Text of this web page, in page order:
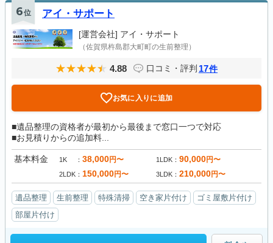
6位 アイ・サポート
[運営会社] アイ・サポート
（佐賀県杵島郡大町町の生前整理）
4.88 口コミ・評判 17件
お気に入りに追加
■遺品整理の資格者が最初から最後まで窓口一つで対応
■お見積りからの追加料...
基本料金 1K 38,000円〜 1LDK 90,000円〜
2LDK 150,000円〜 3LDK 210,000円〜
遺品整理 生前整理 特殊清掃 空き家片付け
ゴミ屋敷片付け
部屋片付け